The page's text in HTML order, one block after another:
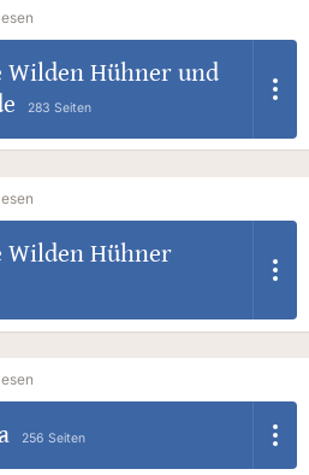
Wilden Hühner und
283 Seiten
Wilden Hühner
256 Seiten